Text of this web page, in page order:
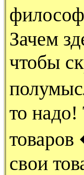
Зачем
чтобы
то надо!
свои